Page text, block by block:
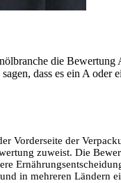
die
dass es ein A
Vorderseite der
zuweist. Die
in mehreren Ländern